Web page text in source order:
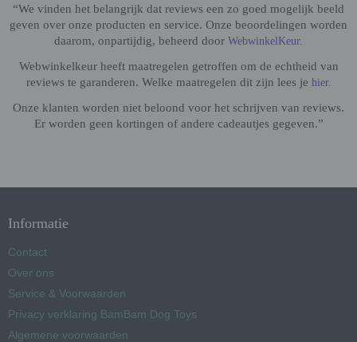
“We vinden het belangrijk dat reviews een zo goed mogelijk beeld
geven over onze producten en service. Onze beoordelingen worden
daarom, onpartijdig, beheerd door WebwinkelKeur.
Webwinkelkeur heeft maatregelen getroffen om de echtheid van
reviews te garanderen. Welke maatregelen dit zijn lees je hier.
Onze klanten worden niet beloond voor het schrijven van reviews.
Er worden geen kortingen of andere cadeautjes gegeven.”
Informatie
Contact
Over ons
Service & Voorwaarden
Privacy verklaring BamBam Dog Toys
Algemene voorwaarden